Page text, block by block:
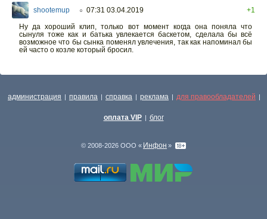
shootemup ○ 07:31 03.04.2019
+1
Ну да хороший клип, только вот момент когда она поняла что
сынуля тоже как и батька увлекается баскетом, сделала бы всё
возможное что бы сынка поменял увлечения, так как напоминал бы
ей часто о козле который бросил.
администрация | правила | справка | реклама | для правообладателей |
оплата VIP | блог
© 2008-2026 ООО « Инфон »